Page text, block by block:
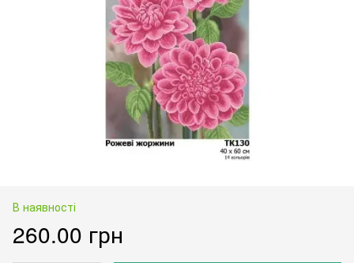
В наявності
260.00 грн